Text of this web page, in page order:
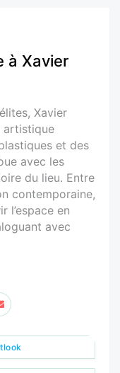
à Xavier
Xavier
artistique
et des
avec les
du lieu. Entre
contemporaine,
l’espace en
avec